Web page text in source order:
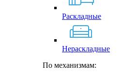
Раскладные
Нераскладные
По механизмам: